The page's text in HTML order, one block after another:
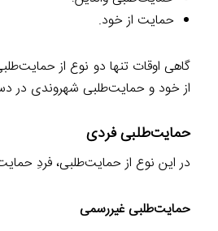
حمایت از خود.
گاهی اوقات تنها دو نوع از
از خود و حمایت‌طلبی شهروندی در
حمایت‌طلبی فردی
در این نوع از حمایت‌طلبی، فردِ
حمایت‌طلبی غیررسمی